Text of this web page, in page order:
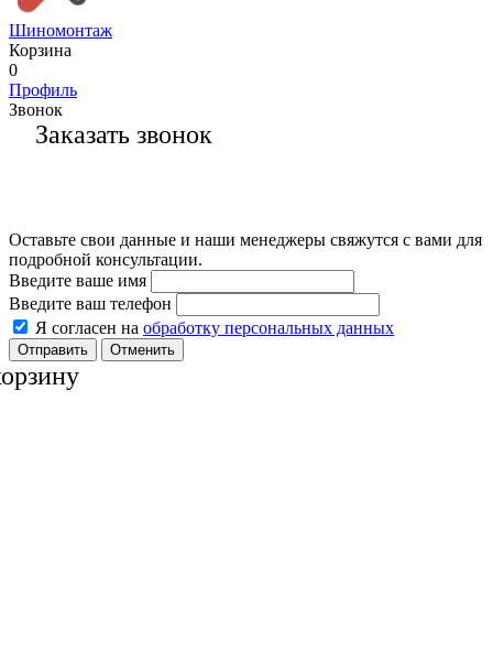
Шиномонтаж
Корзина
0
Профиль
Звонок
Заказать звонок
Оставьте свои данные и наши менеджеры свяжутся с вами для
подробной консультации.
Введите ваше имя
Введите ваш телефон
Я согласен на обработку персональных данных
Отменить